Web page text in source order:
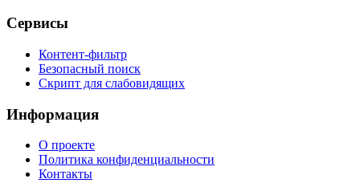
Сервисы
Контент-фильтр
Безопасный поиск
Скрипт для слабовидящих
Информация
О проекте
Политика конфиденциальности
Контакты